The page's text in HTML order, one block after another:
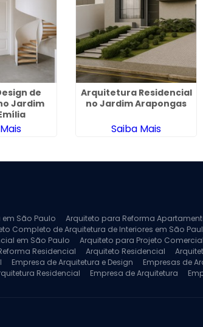
de
Jardim
Arquitetura Residencial
no Jardim Arapongas
Saiba Mais
em São Paulo Arquiteto para Reforma
Completo de Arquitetura de Interiores em São
em São Paulo Arquiteto para Projeto
Residencial Arquiteto Residencial
Empresa de Arquitetura e Design Empresas de
Residencial Empresa de Arquitetura